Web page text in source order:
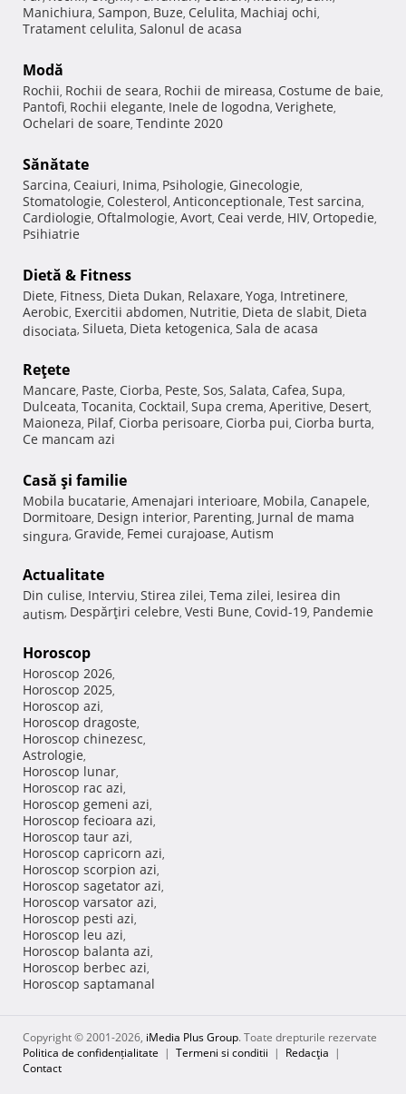
Manichiura, Sampon, Buze, Celulita, Machiaj ochi,
Tratament celulita, Salonul de acasa
Modă
Rochii, Rochii de seara, Rochii de mireasa, Costume de baie,
Pantofi, Rochii elegante, Inele de logodna, Verighete,
Ochelari de soare, Tendinte 2020
Sănătate
Sarcina, Ceaiuri, Inima, Psihologie, Ginecologie,
Stomatologie, Colesterol, Anticonceptionale, Test sarcina,
Cardiologie, Oftalmologie, Avort, Ceai verde, HIV, Ortopedie,
Psihiatrie
Dietă & Fitness
Diete, Fitness, Dieta Dukan, Relaxare, Yoga, Intretinere,
Aerobic, Exercitii abdomen, Nutritie, Dieta de slabit, Dieta
disociata, Silueta, Dieta ketogenica, Sala de acasa
Reţete
Mancare, Paste, Ciorba, Peste, Sos, Salata, Cafea, Supa,
Dulceata, Tocanita, Cocktail, Supa crema, Aperitive, Desert,
Maioneza, Pilaf, Ciorba perisoare, Ciorba pui, Ciorba burta,
Ce mancam azi
Casă şi familie
Mobila bucatarie, Amenajari interioare, Mobila, Canapele,
Dormitoare, Design interior, Parenting, Jurnal de mama
singura, Gravide, Femei curajoase, Autism
Actualitate
Din culise, Interviu, Stirea zilei, Tema zilei, Iesirea din
autism, Despărţiri celebre, Vesti Bune, Covid-19, Pandemie
Horoscop
Horoscop 2026,
Horoscop 2025,
Horoscop azi,
Horoscop dragoste,
Horoscop chinezesc,
Astrologie,
Horoscop lunar,
Horoscop rac azi,
Horoscop gemeni azi,
Horoscop fecioara azi,
Horoscop taur azi,
Horoscop capricorn azi,
Horoscop scorpion azi,
Horoscop sagetator azi,
Horoscop varsator azi,
Horoscop pesti azi,
Horoscop leu azi,
Horoscop balanta azi,
Horoscop berbec azi,
Horoscop saptamanal
Copyright © 2001-2026, iMedia Plus Group. Toate drepturile rezervate
Politica de confidențialitate | Termeni si conditii | Redacţia |
Contact